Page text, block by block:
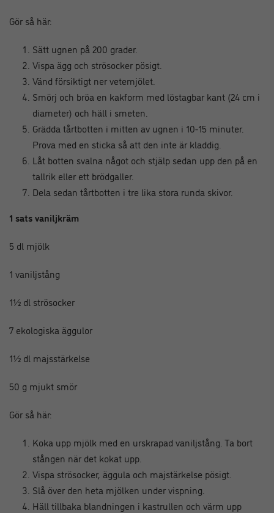
Gör så här:
Sätt ugnen på 200 grader.
Vispa ägg och strösocker pösigt.
Vänd försiktigt ner vetemjölet.
Smörj och bröa en kakform med löstagbar kant (24 cm i
diameter) och häll i smeten.
Grädda tårtbotten i mitten av ugnen i 10-15 minuter.
Prova med en sticka så att den inte är kladdig.
Låt botten svalna något och stjälp sedan upp den på en
tallrik eller ett brödgaller.
Dela sedan tårtbotten i tre lika stora runda skivor.
1 sats vaniljkräm
5 dl mjölk
1 vaniljstång
1½ dl strösocker
7 ekologiska äggulor
1½ dl majsstärkelse
50 g mjukt smör
Gör så här:
Koka upp mjölk med en urskrapad vaniljstång. Ta bort
stången när det kokat upp.
Vispa strösocker, äggula och majstärkelse pösigt.
Slå över den heta mjölken under vispning.
Häll tillbaka blandningen i kastrullen och värm upp